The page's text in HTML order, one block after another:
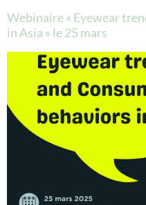
Webinaire « Eyewear
in Asia » le 25 mars